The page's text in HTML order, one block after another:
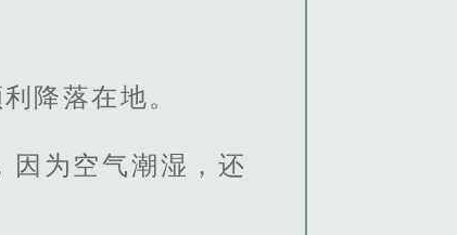
降落在地。
因为空气潮湿，还